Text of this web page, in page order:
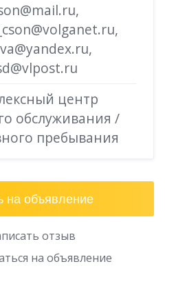
центр
обслуживания /
пребывания
на объявление
отзыв
на объявление